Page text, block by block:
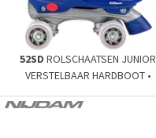
52SD ROLSCHAATSEN JUNIOR
VERSTELBAAR HARDBOOT •